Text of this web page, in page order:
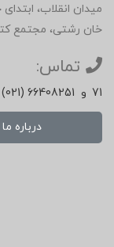
خان رشتی، مجتمع
تماس:
(021) 66408251 و 71
درباره ما